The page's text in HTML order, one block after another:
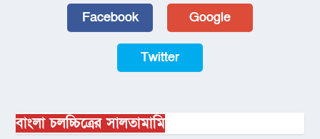
Facebook Google
Twitter
বাংলা চলচ্চিত্রের সালতামামি